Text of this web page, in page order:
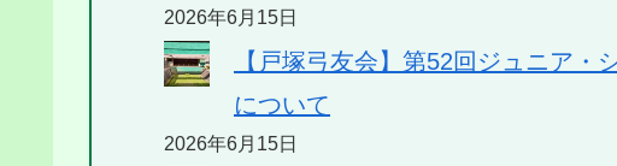
2026年6月15日
【戸塚弓友会】第52回ジュニア
について
2026年6月15日